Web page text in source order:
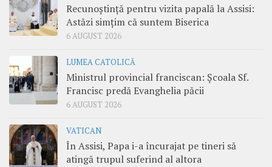
Recunoștință pentru vizita papală la Assisi:
Astăzi simțim că suntem Biserica
6 AUGUST 2026
LUMEA CATOLICĂ
Ministrul provincial franciscan: Școala Sf.
Francisc predă Evanghelia păcii
6 AUGUST 2026
VATICAN
În Assisi, Papa i-a încurajat pe tineri să
atingă trupul suferind al altora